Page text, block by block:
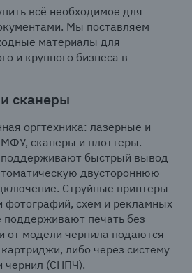
всё необходимое для
Мы поставляем
материалы для
и крупного бизнеса в
сканеры
оргтехника: лазерные и
сканеры и плоттеры.
быстрый вывод
двустороннюю
Струйные принтеры
фотографий, схем и рекламных
поддерживают печать без
от модели чернила подаются
либо через систему
чернил (СНПЧ).